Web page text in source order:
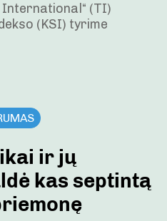
International“ (TI)
(KSI) tyrime
ir jų
kas septintą